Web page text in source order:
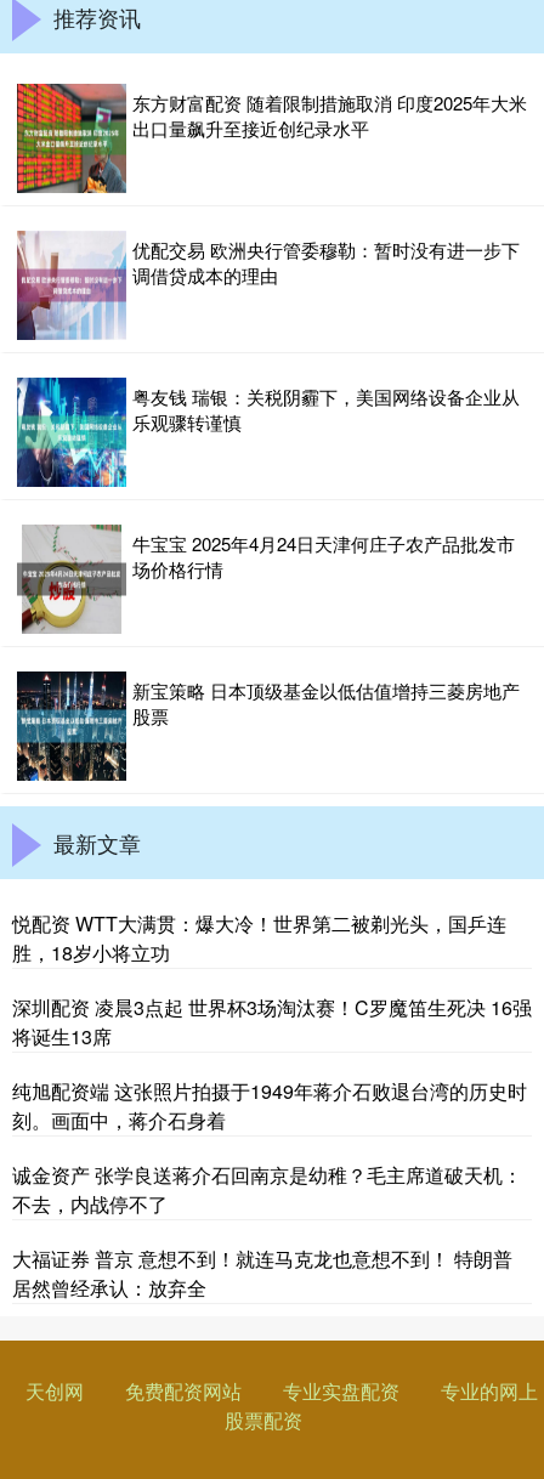
推荐资讯
东方财富配资 随着限制措施取消 印度2025年大米
出口量飙升至接近创纪录水平
优配交易 欧洲央行管委穆勒：暂时没有进一步下
调借贷成本的理由
粤友钱 瑞银：关税阴霾下，美国网络设备企业从
乐观骤转谨慎
牛宝宝 2025年4月24日天津何庄子农产品批发市
场价格行情
新宝策略 日本顶级基金以低估值增持三菱房地产
股票
最新文章
悦配资 WTT大满贯：爆大冷！世界第二被剃光头，国乒连
胜，18岁小将立功
深圳配资 凌晨3点起 世界杯3场淘汰赛！C罗魔笛生死决 16强
将诞生13席
纯旭配资端 这张照片拍摄于1949年蒋介石败退台湾的历史时
刻。画面中，蒋介石身着
诚金资产 张学良送蒋介石回南京是幼稚？毛主席道破天机：
不去，内战停不了
大福证券 普京 意想不到！就连马克龙也意想不到！ 特朗普
居然曾经承认：放弃全
天创网 免费配资网站 专业实盘配资
专业的网上
股票配资